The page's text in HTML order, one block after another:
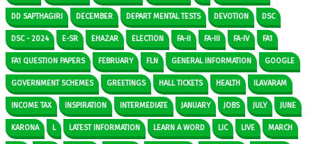
DD SAPTHAGIRI DECEMBER DEPART MENTAL TESTS DEVOTION DSC
DSC - 2024 E-SR EHAZAR ELECTION FA-II FA-III FA-IV FA1
FA1 QUESTION PAPERS FEBRUARY FLN GENERAL INFORMATION GOOGLE
GOVERNMENT SCHEMES GREETINGS HALL TICKETS HEALTH ILAVARAM
INCOME TAX INSPIRATION INTERMEDIATE JANUARY JOBS JULY JUNE
KARONA L LATEST INFORMATION LEARN A WORD LIC LIVE MARCH